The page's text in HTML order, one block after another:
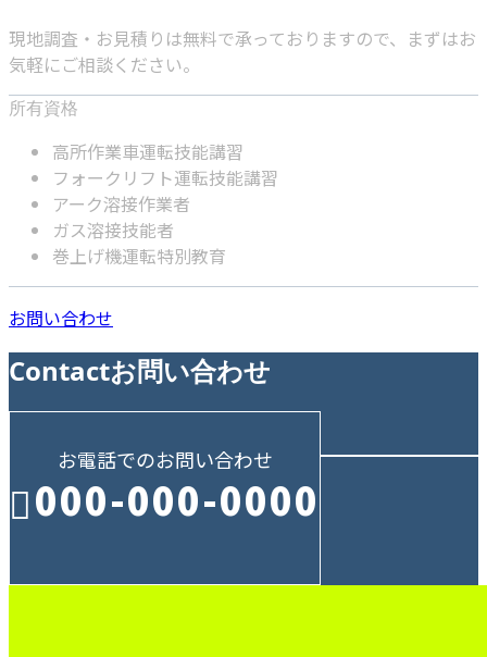
現地調査・お見積りは無料で承っておりますので、まずはお
気軽にご相談ください。
所有資格
高所作業車運転技能講習
フォークリフト運転技能講習
アーク溶接作業者
ガス溶接技能者
巻上げ機運転特別教育
お問い合わせ
Contactお問い合わせ
お電話でのお問い合わせ
000-000-0000